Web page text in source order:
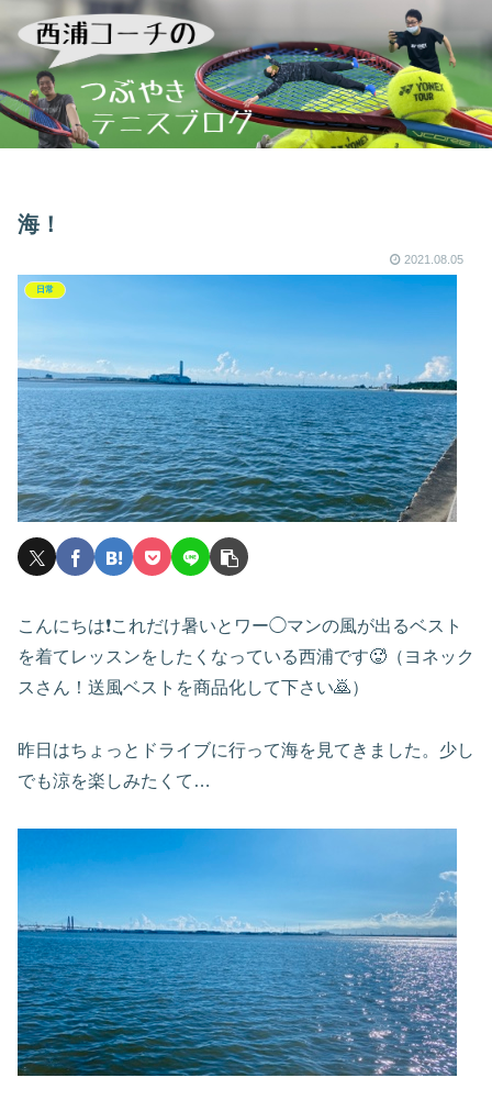
海！
2021.08.05
日常
こんにちは❗️これだけ暑いとワー◯マンの風が出るベスト
を着てレッスンをしたくなっている西浦です🥵（ヨネック
スさん！送風ベストを商品化して下さい🙇）
昨日はちょっとドライブに行って海を見てきました。少し
でも涼を楽しみたくて…